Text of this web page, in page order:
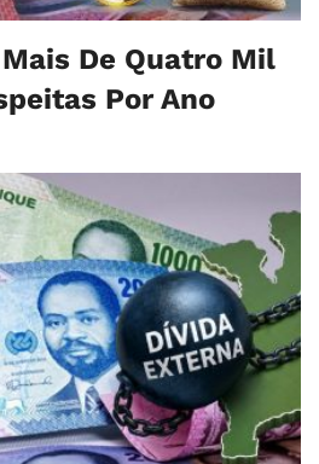
De Quatro Mil
Por Ano